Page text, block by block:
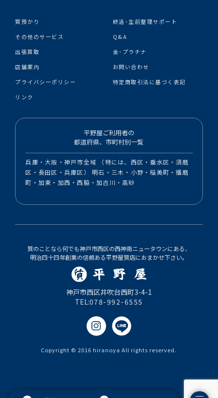
質預かり
終活･生前整理サポート
その他のサービス
Q&A
出張買取
金･プラチナ
店舗案内
お問い合わせ
プライバシーポリシー
特定商取引法に基づく表記
リンク
平野屋ご利用者の
都道府県、市町村別一覧
兵庫・大阪・神戸市全域 （特には、西区・垂水区・須磨
区・長田区・兵庫区） 明石・三木・小野・稲美町・播磨
町・加東・加西・西脇・加古川・高砂
質のことなら何でも神戸市西区の西神南ニュータウンにある、
明治四十四年創業の信頼ある平野屋質店におまかせ下さい。
神戸市西区井吹台西町3-4-1
TEL:078-992-6555
Copyright © 2016 hiranoya All rights reserved.